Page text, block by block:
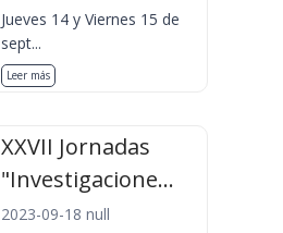
Jueves 14 y Viernes 15 de
sept...
Leer más
XXVII Jornadas
"Investigacione...
2023-09-18 null